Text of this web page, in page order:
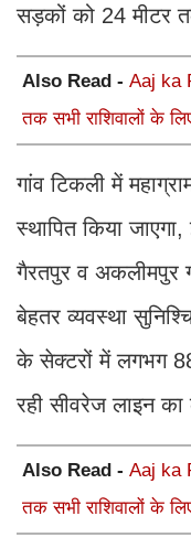
सड़कों को 24 मीटर
Also Read - Aaj ka
तक सभी राशिवालों के
गांव टिकली में
स्थापित किया
गैरतपुर व अकलीमपुर
बेहतर व्यवस्था
के सेक्टरों में लगभग
रही सीवरेज लाइन का
Also Read - Aaj ka
तक सभी राशिवालों के